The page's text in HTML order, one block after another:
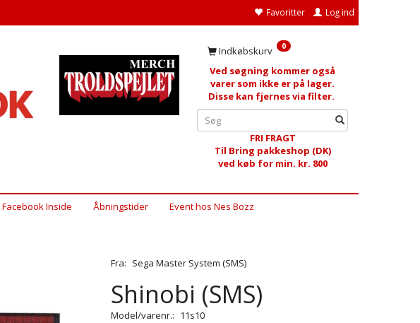
Favoritter Log ind
Indkøbskurv 0
Ved søgning kommer også
varer som ikke er på lager.
Disse kan fjernes via filter.
FRI FRAGT
Til Bring pakkeshop (DK)
ved køb for min. kr. 800
Facebook Inside Åbningstider Event hos Nes Bozz
Fra: Sega Master System (SMS)
Shinobi (SMS)
Model/varenr.: 11s10